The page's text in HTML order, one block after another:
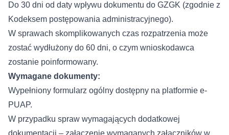
Do 30 dni od daty wpływu dokumentu do GZGK (zgodnie z
Kodeksem postępowania administracyjnego).
W sprawach skomplikowanych czas rozpatrzenia może
zostać wydłużony do 60 dni, o czym wnioskodawca
zostanie poinformowany.
Wymagane dokumenty:
Wypełniony formularz ogólny dostępny na platformie e-
PUAP.
W przypadku spraw wymagających dodatkowej
dokumentacji – załączenie wymaganych załączników w